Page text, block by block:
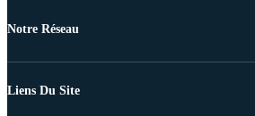
Notre Réseau
Liens Du Site